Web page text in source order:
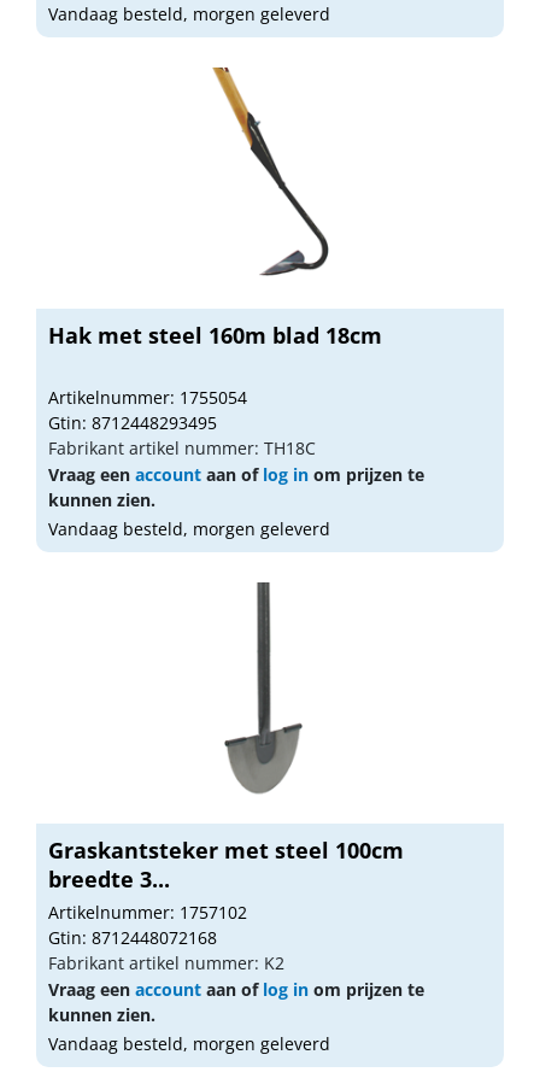
Vandaag besteld, morgen geleverd
Hak met steel 160m blad 18cm
Artikelnummer: 1755054
Gtin: 8712448293495
Fabrikant artikel nummer: TH18C
Vraag een account aan of log in om prijzen te
kunnen zien.
Vandaag besteld, morgen geleverd
Graskantsteker met steel 100cm
breedte 3...
Artikelnummer: 1757102
Gtin: 8712448072168
Fabrikant artikel nummer: K2
Vraag een account aan of log in om prijzen te
kunnen zien.
Vandaag besteld, morgen geleverd